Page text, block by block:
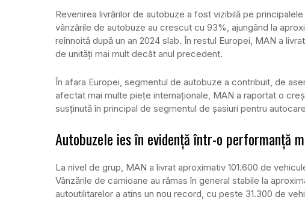
Revenirea livrărilor de autobuze a fost vizibilă pe
vânzările de autobuze au crescut cu 93%, ajungând la
reînnoită după un an 2024 slab. În restul Europei, MAN a
de unități mai mult decât anul precedent.
În afara Europei, segmentul de autobuze a contribuit, de
afectat mai multe piețe internaționale, MAN a raportat o
susținută în principal de segmentul de șasiuri pentru
Autobuzele ies în evidență într-o performanță
La nivel de grup, MAN a livrat aproximativ 101.600 de
Vânzările de camioane au rămas în general stabile la
autoutilitarelor a atins un nou record, cu peste 31.300 de